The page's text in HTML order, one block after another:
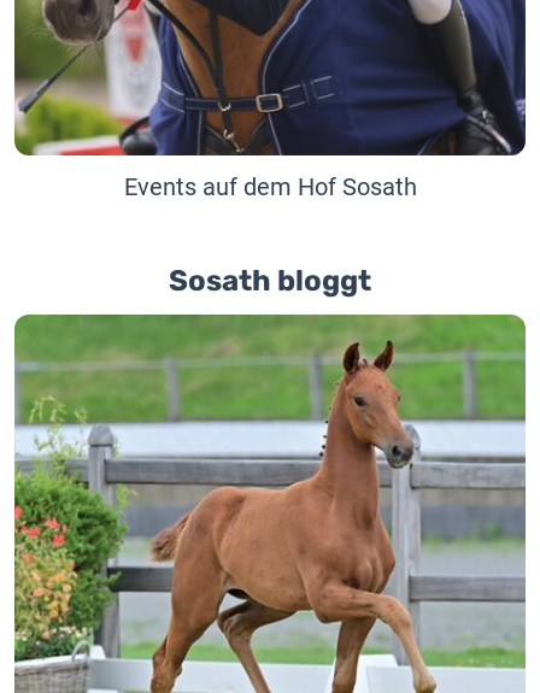
Events auf dem Hof Sosath
Sosath bloggt